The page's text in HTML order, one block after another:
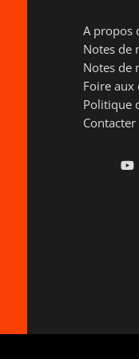
A propos
Notes de
Notes de
Foire aux
Politique